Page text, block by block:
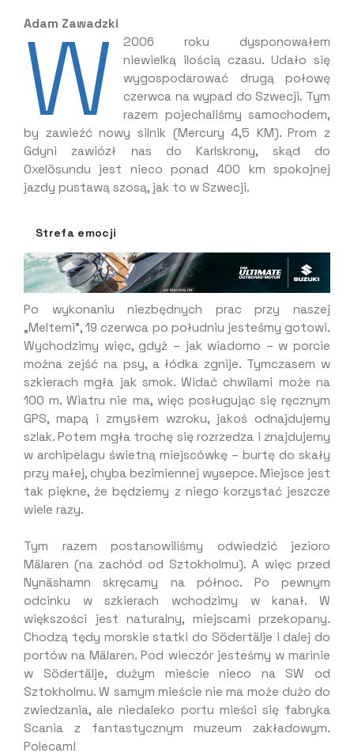
Adam Zawadzki
W
2006 roku dysponowałem
niewielką ilością czasu. Udało się
wygospodarować drugą połowę
czerwca na wypad do Szwecji. Tym
razem pojechaliśmy samochodem,
by zawieźć nowy silnik (Mercury 4,5 KM). Prom z
Gdyni zawiózł nas do Karlskrony, skąd do
Oxelösundu jest nieco ponad 400 km spokojnej
jazdy pustawą szosą, jak to w Szwecji.
Strefa emocji
Po wykonaniu niezbędnych prac przy naszej
„Meltemi”, 19 czerwca po południu jesteśmy gotowi.
Wychodzimy więc, gdyż – jak wiadomo – w porcie
można zejść na psy, a łódka zgnije. Tymczasem w
szkierach mgła jak smok. Widać chwilami może na
100 m. Wiatru nie ma, więc posługując się ręcznym
GPS, mapą i zmysłem wzroku, jakoś odnajdujemy
szlak. Potem mgła trochę się rozrzedza i znajdujemy
w archipelagu świetną miejscówkę – burtę do skały
przy małej, chyba bezimiennej wysepce. Miejsce jest
tak piękne, że będziemy z niego korzystać jeszcze
wiele razy.
Tym razem postanowiliśmy odwiedzić jezioro
Mälaren (na zachód od Sztokholmu). A więc przed
Nynäshamn skręcamy na północ. Po pewnym
odcinku w szkierach wchodzimy w kanał. W
większości jest naturalny, miejscami przekopany.
Chodzą tędy morskie statki do Södertälje i dalej do
portów na Mälaren. Pod wieczór jesteśmy w marinie
w Södertälje, dużym mieście nieco na SW od
Sztokholmu. W samym mieście nie ma może dużo do
zwiedzania, ale niedaleko portu mieści się fabryka
Scania z fantastycznym muzeum zakładowym.
Polecam!